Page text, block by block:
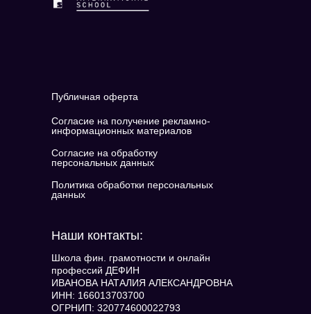
Наши контакты:
Школа фин. грамотности и онлайн
профессий ДЕФИН
ИВАНОВА НАТАЛИЯ АЛЕКСАНДРОВНА
ИНН: 166013703700
ОГРНИП: 320774600022793
Публичная оферта
Согласие на получение рекламно-
информационных материалов
Согласие на обработку
персональных данных
Политика обработки персональных
данных